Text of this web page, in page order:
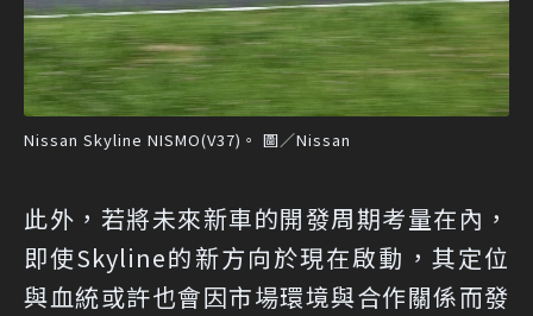
Nissan Skyline NISMO(V37)。 圖／Nissan
此外，若將未來新車的開發周期考量在內，
即使Skyline的新方向於現在啟動，其定位
與血統或許也會因市場環境與合作關係而發